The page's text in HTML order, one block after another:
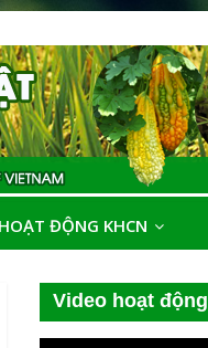
ĐỘNG KHCN
Video hoạt động